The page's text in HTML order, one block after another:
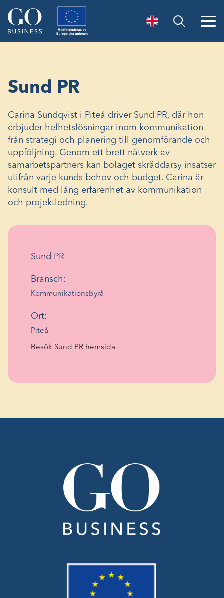
Öppna sök
-
Sund PR
Carina Sundqvist i Piteå driver Sund PR, där hon
erbjuder helhetslösningar inom kommunikation –
från strategi och planering till genomförande och
uppföljning. Genom ett brett nätverk av
samarbetspartners kan bolaget skräddarsy insatser
utifrån varje kunds behov och budget. Carina är
konsult med lång erfarenhet av kommunikation
och projektledning.
Sund PR
Bransch:
Kommunikationsbyrå
Ort:
Piteå
Besök Sund PR hemsida(Öppnas
nytt